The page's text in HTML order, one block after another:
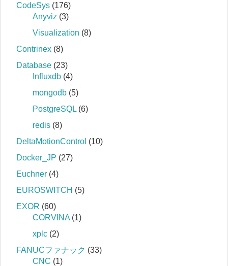
CodeSys (176)
Anyviz (3)
Visualization (8)
Contrinex (8)
Database (23)
Influxdb (4)
mongodb (5)
PostgreSQL (6)
redis (8)
DeltaMotionControl (10)
Docker_JP (27)
Euchner (4)
EUROSWITCH (5)
EXOR (60)
CORVINA (1)
xplc (2)
FANUCファナック (33)
CNC (1)